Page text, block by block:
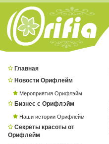
Главная
Новости Орифлейм
Мероприятия Орифлэйм
Бизнес с Орифлэйм
Наши истории Орифлейм
Секреты красоты от
Орифлейм